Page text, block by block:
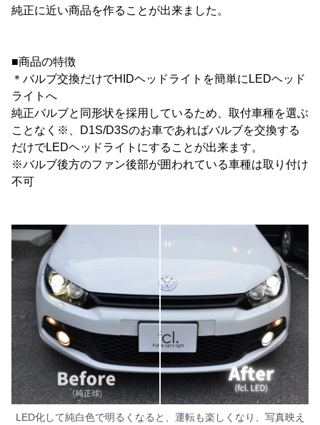
純正に近い商品を作ることが出来ました。
■商品の特徴
＊バルブ交換だけでHIDヘッドライトを簡単にLEDヘッド
ライトへ
純正バルブと同形状を採用しているため、取付車種を選ぶ
ことなく※、D1S/D3Sのお車であればバルブを交換する
だけでLEDヘッドライトにすることが出来ます。
※バルブ後方のファン後部が囲われている車種は取り付け
不可
LED化して純白色で明るくなると、運転も楽しくなり、写真映え